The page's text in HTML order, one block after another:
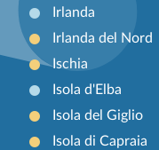
Irlanda
Irlanda del Nord
Ischia
Isola d'Elba
Isola del Giglio
Isola di Capraia